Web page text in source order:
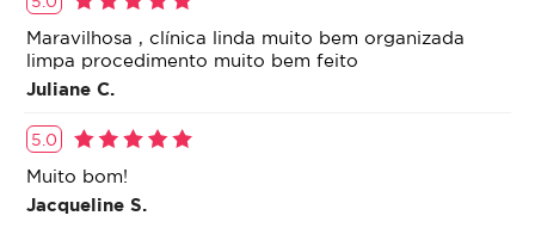
Maravilhosa , clínica linda muito bem organizada
limpa procedimento muito bem feito
Juliane C.
5.0
Muito bom!
Jacqueline S.